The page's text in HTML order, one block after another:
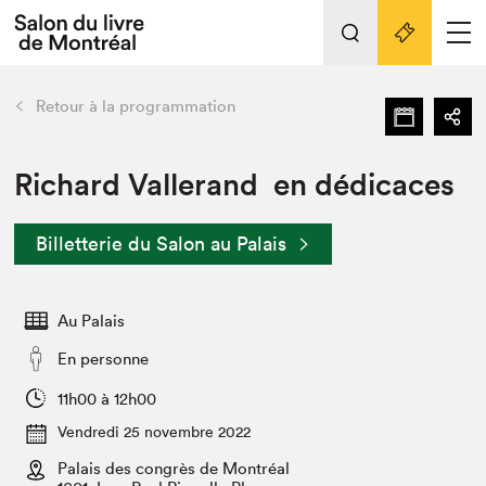
Espace médias
Espace exposant⋅e⋅s
Tout sur l'édition 2022
Actualités
Vidéos et Balados
Club de lecture Braindate
retour Nos activités
Édition 2022
Nous connaître
Projets partenaires 2022
Archives
Liens pratiques
Retour à la programmation
Richard Vallerand en dédicaces
Billetterie du Salon au Palais
Au Palais
En personne
11h00 à 12h00
Vendredi 25 novembre 2022
Palais des congrès de Montréal